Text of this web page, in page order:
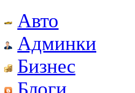
Авто
Админки
Бизнес